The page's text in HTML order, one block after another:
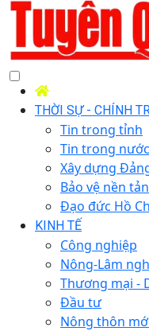
THỜI SỰ - CHÍNH
Tin trong tỉnh
Tin trong nước
Xây dựng
Bảo vệ nền
Đạo đức Hồ
KINH TẾ
Công nghiệp
Nông-Lâm
Thương mại -
Đầu tư
Nông thôn